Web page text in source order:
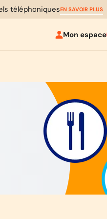
téléphoniquesEN SAVOIR PLUS
Mon espace